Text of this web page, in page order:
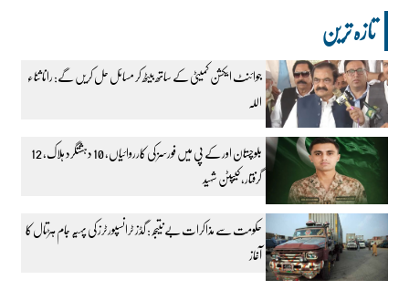
تازہ ترین
جوائنٹ ایکشن کمیٹی کے ساتھ بیٹھ کر مسائل حل کریں گے: رانا ثناء
اللہ
بلوچستان اور کے پی میں فورسز کی کارروائیاں، 10 دہشتگرد ہلاک، 12
گرفتار، کیپٹن شہید
حکومت سے مذاکرات بے نتیجہ: گڈز ٹرانسپورٹرز کی پہیہ جام ہڑتال کا
آغاز